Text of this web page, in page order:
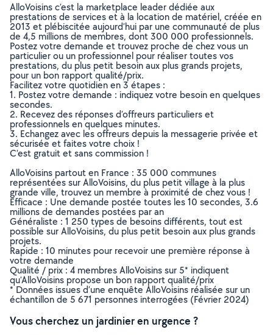
AlloVoisins c’est la marketplace leader dédiée aux
prestations de services et à la location de matériel, créée en
2013 et plébiscitée aujourd’hui par une communauté de plus
de 4,5 millions de membres, dont 300 000 professionnels.
Postez votre demande et trouvez proche de chez vous un
particulier ou un professionnel pour réaliser toutes vos
prestations, du plus petit besoin aux plus grands projets,
pour un bon rapport qualité/prix.
Facilitez votre quotidien en 3 étapes :
1. Postez votre demande : indiquez votre besoin en quelques
secondes.
2. Recevez des réponses d’offreurs particuliers et
professionnels en quelques minutes.
3. Echangez avec les offreurs depuis la messagerie privée et
sécurisée et faites votre choix !
C’est gratuit et sans commission !
AlloVoisins partout en France : 35 000 communes
représentées sur AlloVoisins, du plus petit village à la plus
grande ville, trouvez un membre à proximité de chez vous !
Efficace : Une demande postée toutes les 10 secondes, 3.6
millions de demandes postées par an
Généraliste : 1 250 types de besoins différents, tout est
possible sur AlloVoisins, du plus petit besoin aux plus grands
projets.
Rapide : 10 minutes pour recevoir une première réponse à
votre demande
Qualité / prix : 4 membres AlloVoisins sur 5* indiquent
qu’AlloVoisins propose un bon rapport qualité/prix
* Données issues d’une enquête AlloVoisins réalisée sur un
échantillon de 5 671 personnes interrogées (Février 2024)
Vous cherchez un jardinier en urgence ?